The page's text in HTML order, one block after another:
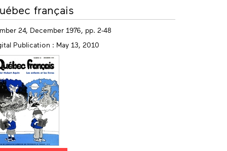
français
24, December 1976, pp. 2-48
Publication : May 13, 2010